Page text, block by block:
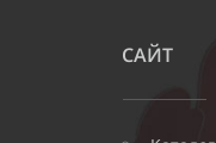
САЙТ